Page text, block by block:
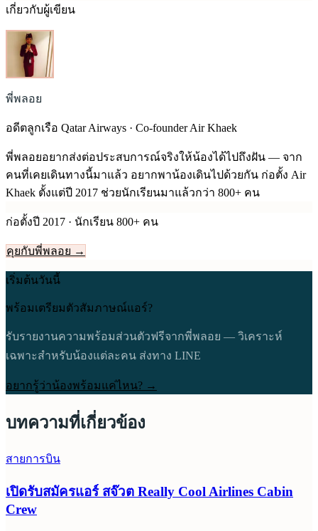
เกี่ยวกับผู้เขียน
พี่พลอย
อดีตลูกเรือ Qatar Airways · Co-founder Air Khaek
พี่พลอยอยากส่งต่อประสบการณ์จริงให้น้องได้ไปถึงฝัน — จาก
คนที่เคยเดินทางนี้มาแล้ว อยากพาน้องเดินไปด้วยกัน ก่อตั้ง Air
Khaek ตั้งแต่ปี 2017 ช่วยนักเรียนมาแล้วกว่า 800+ คน
ก่อตั้งปี 2017 · นักเรียน 800+ คน
คุยกับพี่พลอย →
เริ่มต้นวันนี้
พร้อมเตรียมตัวสัมภาษณ์แอร์?
รับรายงานความพร้อมส่วนตัวฟรีจากพี่พลอย — วิเคราะห์
เฉพาะสำหรับน้องแต่ละคน ส่งทาง LINE
อยากรู้ว่าน้องพร้อมแค่ไหน? →
บทความที่เกี่ยวข้อง
สายการบิน
เปิดรับสมัครแอร์ สจ๊วต Really Cool Airlines Cabin
Crew